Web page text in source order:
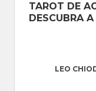
TAROT DE
DESCUBRA
LEO